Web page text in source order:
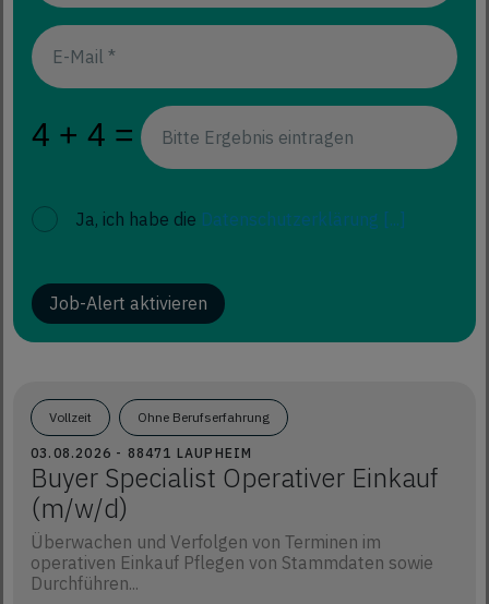
Ja, ich habe die Datenschutzerklärung [...]
Job-Alert aktivieren
Vollzeit Ohne Berufserfahrung
03.08.2026 - 88471 LAUPHEIM
Buyer Specialist Operativer Einkauf
(m/w/d)
Überwachen und Verfolgen von Terminen im
operativen Einkauf Pflegen von Stammdaten sowie
Durchführen...